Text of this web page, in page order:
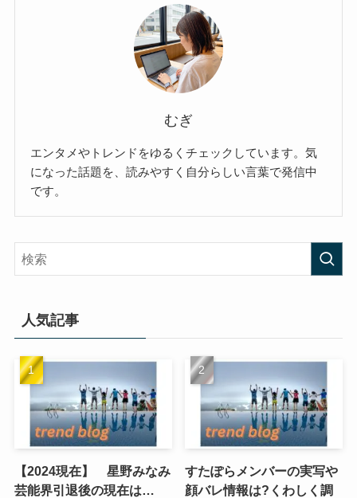
むぎ
エンタメやトレンドをゆるくチェックしています。気
になった話題を、読みやすく自分らしい言葉で発信中
です。
人気記事
【2024現在】 星野みなみ
芸能界引退後の現在は…
すたぽらメンバーの実写や
顔バレ情報は?くわしく調